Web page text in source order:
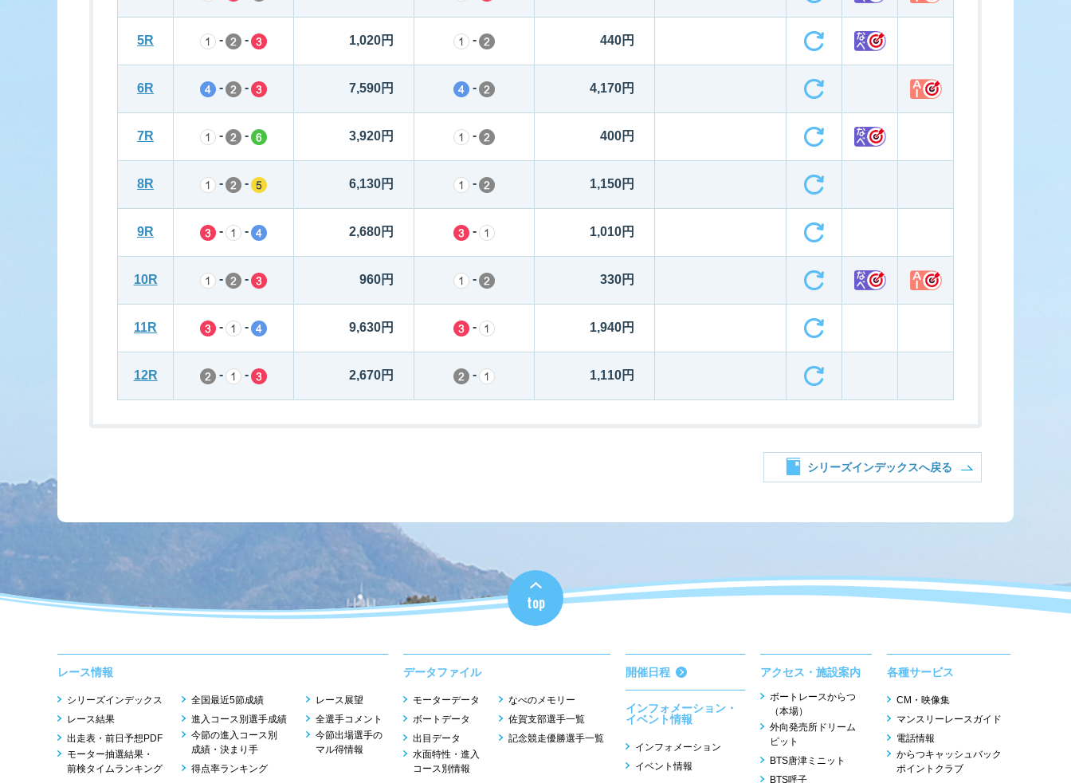
5R - - 1,020円 - 440円
6R - - 7,590円 - 4,170円
7R - - 3,920円 - 400円
8R - - 6,130円 - 1,150円
9R - - 2,680円 - 1,010円
10R - - 960円 - 330円
11R - - 9,630円 - 1,940円
12R - - 2,670円 - 1,110円
シリーズインデックスへ戻る
top
レース情報
シリーズインデックス
レース結果
出走表・前日予想PDF
モーター抽選結果・
前検タイムランキング
全国最近5節成績
進入コース別選手成績
今節の進入コース別
成績・決まり手
得点率ランキング
レース展望
全選手コメント
今節出場選手の
マル得情報
データファイル
モーターデータ
ボートデータ
出目データ
水面特性・進入
コース別情報
なべのメモリー
佐賀支部選手一覧
記念競走優勝選手一覧
開催日程
インフォメーション・
イベント情報
インフォメーション
イベント情報
アクセス・施設案内
ボートレースからつ
（本場）
外向発売所ドリーム
ピット
BTS唐津ミニット
BTS呼子
各種サービス
CM・映像集
マンスリーレースガイド
電話情報
からつキャッシュバック
ポイントクラブ